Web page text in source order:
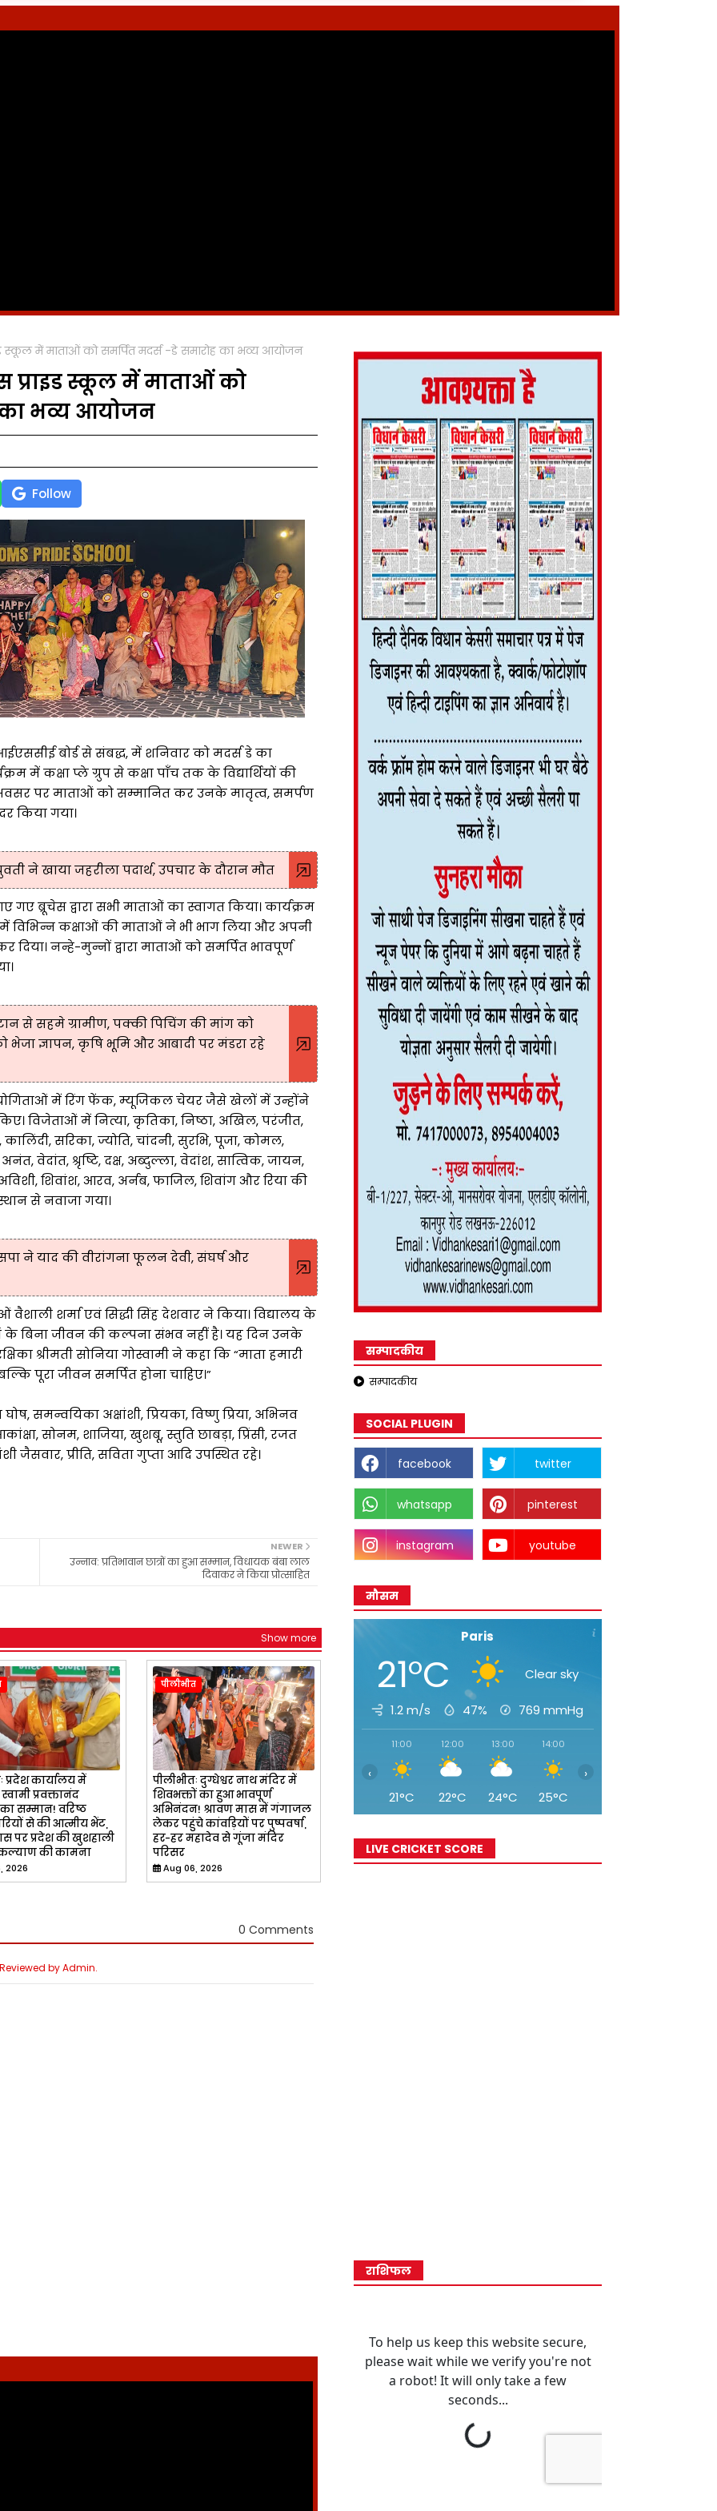
स्कूल में माताओं को समर्पित मदर्स -डे समारोह का भव्य आयोजन
प्राइड स्कूल में माताओं को
का भव्य आयोजन
Follow
बोर्ड से संबद्ध, में शनिवार को मदर्स डे का
में कक्षा प्ले ग्रुप से कक्षा पाँच तक के विद्यार्थियों की
पर माताओं को सम्मानित कर उनके मातृत्व, समर्पण
किया गया।
ने खाया जहरीला पदार्थ, उपचार के दौरान मौत
ब्रूचेस द्वारा सभी माताओं का स्वागत किया। कार्यक्रम
विभिन्न कक्षाओं की माताओं ने भी भाग लिया और अपनी
नन्हे-मुन्नों द्वारा माताओं को समर्पित भावपूर्ण
से सहमे ग्रामीण, पक्की पिचिंग की मांग को
भेजा ज्ञापन, कृषि भूमि और आबादी पर मंडरा रहे
में रिंग फेंक, म्यूजिकल चेयर जैसे खेलों में उन्होंने
विजेताओं में नित्या, कृतिका, निष्ठा, अखिल, परंजीत,
सरिका, ज्योति, चांदनी, सुरभि, पूजा, कोमल,
वेदांत, श्रृष्टि, दक्ष, अब्दुल्ला, वेदांश, सात्विक, जायन,
शिवांश, आरव, अर्नब, फाजिल, शिवांग और रिया की
से नवाजा गया।
ने याद की वीरांगना फूलन देवी, संघर्ष और
वैशाली शर्मा एवं सिद्धी सिंह देशवार ने किया। विद्यालय के
के बिना जीवन की कल्पना संभव नहीं है। यह दिन उनके
श्रीमती सोनिया गोस्वामी ने कहा कि “माता हमारी
पूरा जीवन समर्पित होना चाहिए।”
समन्वयिका अक्षांशी, प्रियका, विष्णु प्रिया, अभिनव
सोनम, शाजिया, खुशबू, स्तुति छाबड़ा, प्रिंसी, रजत
जैसवार, प्रीति, सविता गुप्ता आदि उपस्थित रहे।
NEWER
उन्नाव: प्रतिभावान छात्रों का हुआ सम्मान, विधायक बंबा लाल
दिवाकर ने किया प्रोत्साहित
Show more
प्रदेश कार्यालय में
प्रवक्तानंद
सम्मान! वरिष्ठ
से की आत्मीय भेंट,
पर प्रदेश की खुशहाली
की कामना
2026
पीलीभीत
पीलीभीतः दुग्धेश्वर नाथ मंदिर में
शिवभक्तों का हुआ भावपूर्ण
अभिनंदन! श्रावण मास में गंगाजल
लेकर पहुंचे कांवड़ियों पर पुष्पवर्षा,
हर-हर महादेव से गूंजा मंदिर
परिसर
Aug 06, 2026
0 Comments
by Admin.
सम्पादकीय
सम्पादकीय
SOCIAL PLUGIN
facebook twitter
whatsapp pinterest
instagram youtube
मौसम
Paris
21°C Clear sky
1.2 m/s 47% 769mmHg
11:00
21°C
12:00
22°C
13:00
24°C
14:00
25°C
‹ ›
LIVE CRICKET SCORE
राशिफल